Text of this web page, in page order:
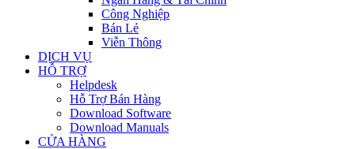
Công Nghiệp
Bán Lẻ
Viễn Thông
DỊCH VỤ
HỖ TRỢ
Helpdesk
Hỗ Trợ Bán Hàng
Download Software
Download Manuals
CỬA HÀNG